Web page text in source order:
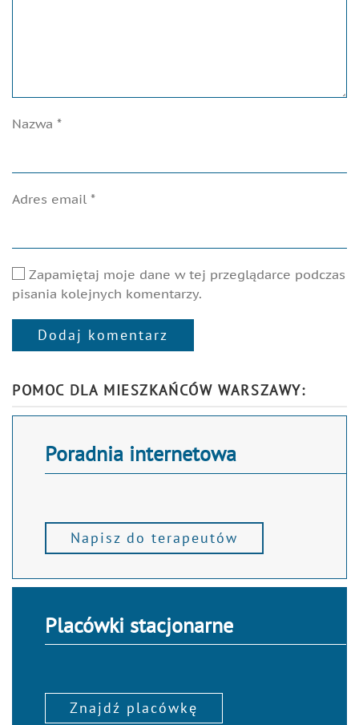
Nazwa *
Adres email *
Zapamiętaj moje dane w tej przeglądarce podczas
pisania kolejnych komentarzy.
Dodaj komentarz
POMOC DLA MIESZKAŃCÓW WARSZAWY:
Poradnia internetowa
Napisz do terapeutów
Placówki stacjonarne
Znajdź placówkę